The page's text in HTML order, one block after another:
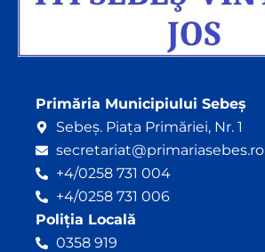
Primăria Municipiului Sebeș
Sebeș. Piața Primăriei, Nr. 1
secretariat@primariasebes.ro
+4/0258 731 004
+4/0258 731 006
Poliția Locală
0358 919